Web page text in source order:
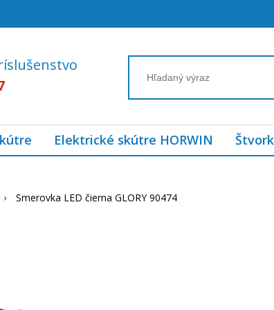
Elektrické skútre HORWIN
Smerovka LED čierna GLORY 90474